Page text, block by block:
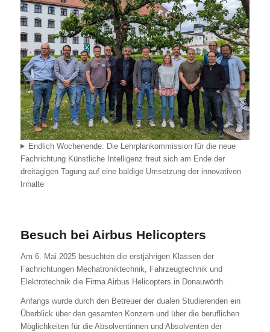
Endlich Wochenende: Die Lehrplankommission für die neue
Fachrichtung Künstliche Intelligenz freut sich am Ende der
dreitägigen Tagung auf eine baldige Umsetzung der innovativen
Inhalte
Besuch bei Airbus Helicopters
Am 6. Mai 2025 besuchten die erstjährigen Klassen der
Fachrichtungen Mechatroniktechnik, Fahrzeugtechnik und
Elektrotechnik die Firma Airbus Helicopters in Donauwörth.
Anfangs wurde durch den Betreuer der dualen Studierenden ein
Überblick über den gesamten Konzern und über die beruflichen
Möglichkeiten für die Absolventinnen und Absolventen der